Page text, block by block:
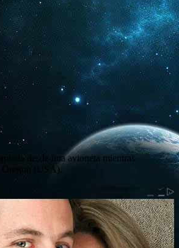
desde una avioneta mientras
Oregon (USA).